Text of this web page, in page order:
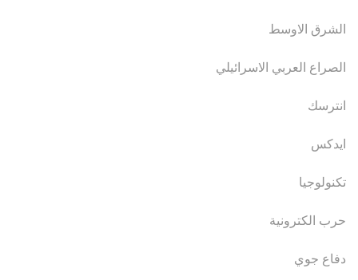
الشرق الاوسط
الصراع العربي الاسرائيلي
انترسك
ايدكس
تكنولوجيا
حرب الكترونية
دفاع جوي